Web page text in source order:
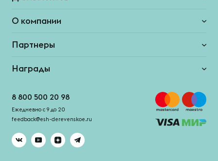
О компании
Партнеры
Награды
8 800 500 20 98
Ежедневно с 9 до 20
feedback@esh-derevenskoe.ru